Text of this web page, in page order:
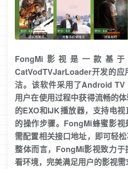
FongMi影视是一款基
CatVodTVJarLoader开发的应
洁。该软件采用了Android
用户在使用过程中获得流畅的
的EXO和IJK播放器，支持电
的操作步骤。FongMi蜂蜜影
需配置相关接口地址，即可轻
整体而言，FongMi影视致力
看环境，完美满足用户的影视需